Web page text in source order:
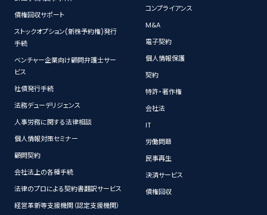
債権回収サポート
ストックオプション(新株予約権)発行
手続
ベンチャー企業向け顧問弁護士サー
ビス
社債発行手続
法務デューデリジェンス
人事労務に関する法律相談
個人情報対策セミナー
顧問契約
会社法上の各種手続
法律のプロによる契約書翻訳サービス
経営革新等支援機関（認定支援機関）
コンプライアンス
M&A
電子契約
個人情報保護
契約
特許・著作権
会社法
IT
労働問題
民事再生
決済サービス
債権回収